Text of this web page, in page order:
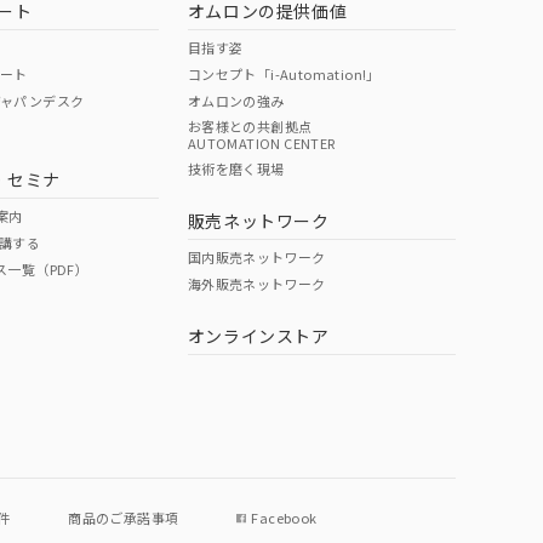
O O
ページへ
ください
ト
ト
パンデスク
セミナ
内
する
覧（PDF）
オムロンの提供価値
目指す姿
コンセプト「i-Automation!」
オムロンの強み
お客様との共創拠点
AUTOMATION CENTER
技術を磨く現場
販売ネットワーク
国内販売ネットワーク
海外販売ネットワーク
オンラインストア
商品のご承諾事項 Facebook